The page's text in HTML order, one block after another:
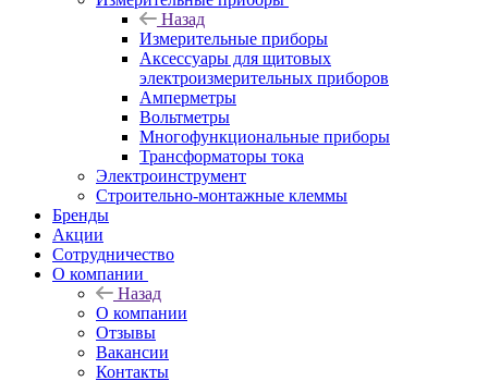
Назад
Измерительные приборы
Аксессуары для щитовых
электроизмерительных приборов
Амперметры
Вольтметры
Многофункциональные приборы
Трансформаторы тока
Электроинструмент
Строительно-монтажные клеммы
Бренды
Акции
Сотрудничество
О компании
Назад
О компании
Отзывы
Вакансии
Контакты